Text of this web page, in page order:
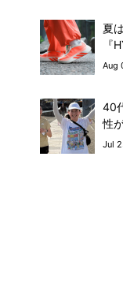
夏
『
Aug
40
性
Jul